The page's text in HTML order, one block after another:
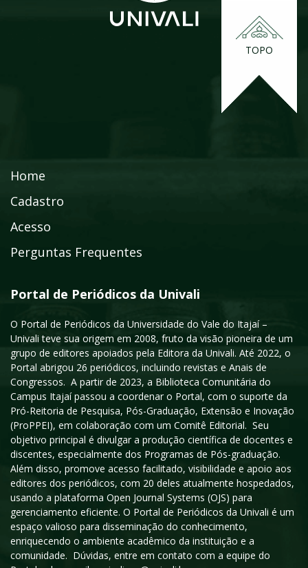
TOPO
Home
Cadastro
Acesso
Perguntas Frequentes
Portal de Periódicos da Univali
O Portal de Periódicos da Universidade do Vale do Itajaí –
Univali teve sua origem em 2008, fruto da visão pioneira de um
grupo de editores apoiados pela Editora da Univali. Até 2022, o
Portal abrigou 26 periódicos, incluindo revistas e Anais de
Congressos. A partir de 2023, a Biblioteca Comunitária do
Campus Itajaí passou a coordenar o Portal, com o suporte da
Pró-Reitoria de Pesquisa, Pós-Graduação, Extensão e Inovação
(ProPPEI), em colaboração com um Comitê Editorial. Seu
objetivo principal é divulgar a produção científica de docentes e
discentes, especialmente dos Programas de Pós-graduação.
Além disso, promove acesso facilitado, visibilidade e apoio aos
editores dos periódicos, com 20 deles atualmente hospedados,
usando a plataforma Open Journal Systems (OJS) para
gerenciamento eficiente. O Portal de Periódicos da Univali é um
espaço valioso para disseminação do conhecimento,
enriquecendo o ambiente acadêmico da instituição e a
comunidade. Dúvidas, entre em contato com a equipe do